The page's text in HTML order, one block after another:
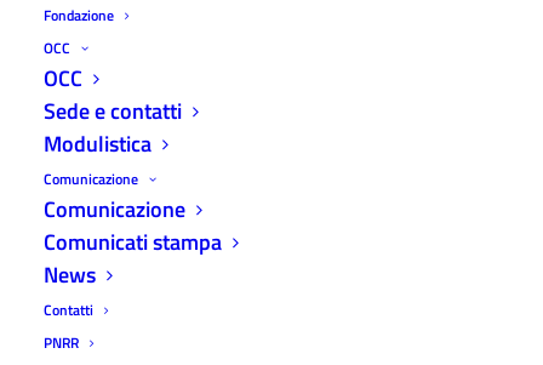
Fondazione
OCC
OCC
Sede e contatti
Modulistica
Comunicazione
Comunicazione
Comunicati stampa
News
Contatti
PNRR
Corso di Formazione per l’esercizio della Professione di Dottore
Commercialista ed Esperto Contabile a.a. 2024/2025
Il Dipartimento di Scienze Economiche e Aziendali
dell’Università degli Studi di Parma, in